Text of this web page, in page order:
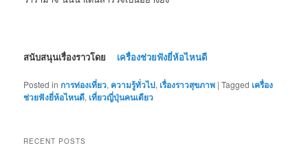
สนับสนุนเรื่องราวโดย เครื่องช่วยฟังยี่ห้อไหนดี
Posted in การท่องเที่ยว, ความรู้ทั่วไป, เรื่องราวสุขภาพ |Tagged เครื่อง
ช่วยฟังยี่ห้อไหนดี, เที่ยวญี่ปุ่นคนเดียว
RECENT POSTS